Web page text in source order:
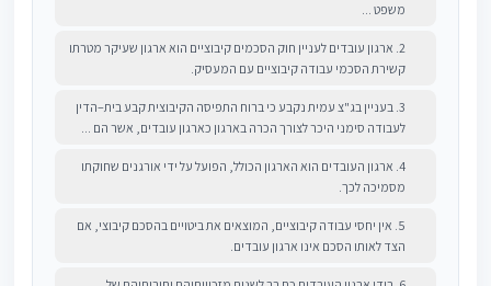
משפט ...
2. ארגון עובדים לעניין חוק הסכמים קיבוציים הוא ארגון שעיקר מטרתו
קשירת הסכמי עבודה קיבוציים עם המעסיק.
3. בעניין בג"צ עמית נקבע כי ברוח התפיסה הקיבוצית קבע בית–הדין
לעבודה סימני היכר לצורך הכרה בארגון כארגון עובדים, אשר הם ...
4. ארגון העובדים הוא הארגון הכולל, הפועל על ידי אורגנים שחוקתו
מסמיכה לכך.
5. אין יחסי עבודה קיבוציים, המוצאים את ביטויים בהסכם קיבוצי, אם
הצד לאותו הסכם אינו ארגון עובדים.